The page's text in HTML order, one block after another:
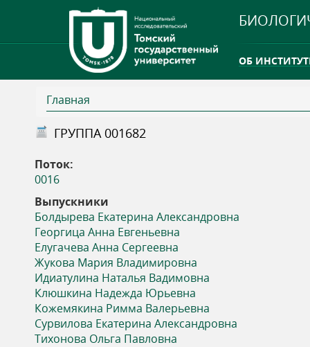
ОБ
В
ы
з
д
е
с
ь
Главная
ГРУППА 001682
Поток:
0016
Выпускники
Болдырева Екатерина Александровна
Георгица Анна Евгеньевна
Елугачева Анна Сергеевна
Жукова Мария Владимировна
Идиатулина Наталья Вадимовна
Клюшкина Надежда Юрьевна
Кожемякина Римма Валерьевна
Сурвилова Екатерина Александровна
Тихонова Ольга Павловна